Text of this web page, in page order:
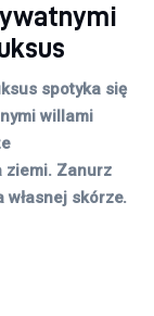
spotyka się
willami
ziemi. Zanurz
skórze.